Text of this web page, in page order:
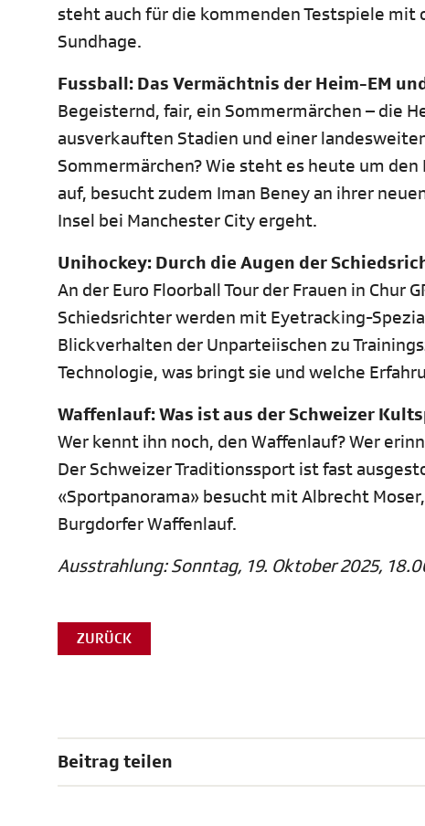
steht auch für die kommenden Testspiele
Sundhage.
Fussball: Das Vermächtnis der Heim-EM
Begeisternd, fair, ein Sommermärchen – die
ausverkauften Stadien und einer
Sommermärchen? Wie steht es heute um
auf, besucht zudem Iman Beney an ihrer
Insel bei Manchester City ergeht.
Unihockey: Durch die Augen der
An der Euro Floorball Tour der Frauen in Chur
Schiedsrichter werden mit Eyetracking-
Blickverhalten der Unparteiischen zu
Technologie, was bringt sie und welche
Waffenlauf: Was ist aus der Schweizer
Wer kennt ihn noch, den Waffenlauf? Wer
Der Schweizer Traditionssport ist fast
«Sportpanorama» besucht mit Albrecht
Burgdorfer Waffenlauf.
Ausstrahlung: Sonntag, 19. Oktober 2025,
ZURÜCK
Beitrag teilen